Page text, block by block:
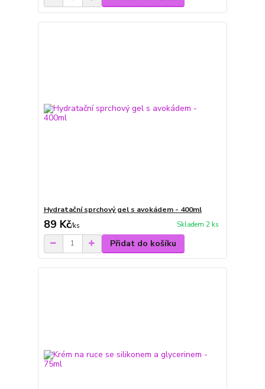
Hydratační sprchový gel s avokádem - 400ml
89 Kč/ks Skladem 2 ks
Přidat do košíku